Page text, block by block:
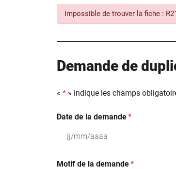
Impossible de trouver la fiche :
Demande de
« * » indique les champs
Date de la demande(obligatoire)
*
slash
Motif de la demande(obligatoire)
*